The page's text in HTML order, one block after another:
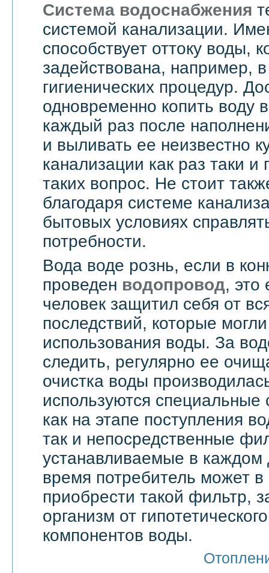
Система водоснабжения
системой канализации.
способствует оттоку воды,
задействована, например,
гигиенических процедур.
одновременно копить воду
каждый раз после
и выливать ее неизвестно
канализации как раз таки и
таких вопрос. Не стоит
благодаря системе
бытовых условиях
потребности.
Вода воде рознь, если в
проведен водопровод, это
человек защитил себя от
последствий, которые
использования воды. За
следить, регулярно ее
очистка воды
используются
как на этапе поступления
так и непосредственные
устанавливаемые в
время потребитель может
приобрести такой фильтр,
организм от
компонентов воды.